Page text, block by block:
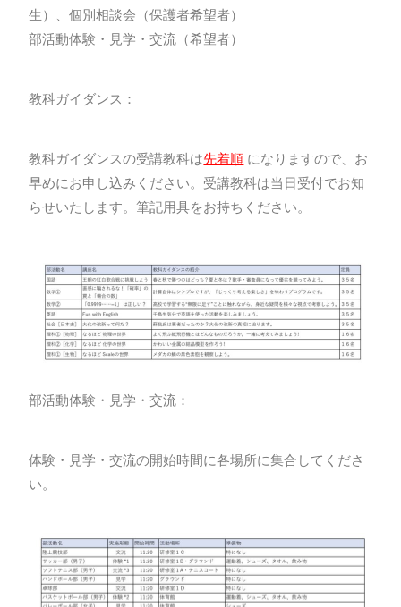
生）、個別相談会（保護者希望者）
部活動体験・見学・交流（希望者）
教科ガイダンス：
教科ガイダンスの受講教科は先着順 になりますので、お
早めにお申し込みください。受講教科は当日受付でお知
らせいたします。筆記用具をお持ちください。
部活動体験・見学・交流：
体験・見学・交流の開始時間に各場所に集合してくださ
い。